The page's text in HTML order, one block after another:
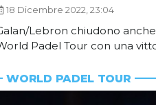
18 Dicembre 2022, 23:04
Lebron chiudono
Padel Tour con una
WORLD PADEL TOUR